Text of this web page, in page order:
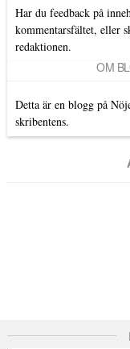
Har du feedback på
kommentarsfältet, eller
redaktionen.
OM
Detta är en blogg på
skribentens.